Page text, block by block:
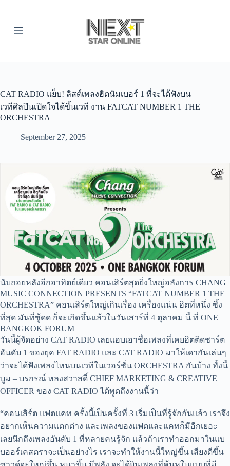
p
t
e
n
t
CAT RADIO แย็บ! ลิสต์เพลงฮิตนัมเบอร์ 1 ที่จะได้ฟังบน
เวทีศิลปินเปิดใจได้ขึ้นเวที งาน FATCAT NUMBER 1 THE
ORCHESTRA
September 27, 2025
นับถอยหลังอีกอาทิตย์เดียว คอนเสิร์ตสุดยิ่งใหญ่อลังการ CHANG
MUSIC CONNECTION PRESENTS “FATCAT NUMBER 1 THE
ORCHESTRA” คอนเสิร์ตใหญ่เกินเรื่อง เครื่องแน่น ฮิตที่หนึ่ง ซึ้ง
ที่สุด มันที่ซู้ดด ก็จะเกิดขึ้นแล้วในวันเสาร์ที่ 4 ตุลาคม นี้ ที่ ONE
BANGKOK FORUM
วันนี้ผู้จัดอย่าง CAT RADIO เลยแอบเอาชื่อเพลงที่เคยฮิตติดชาร์ต
อันดับ 1 ของยุค FAT RADIO และ CAT RADIO มาให้เดากันเล่นๆ
ว่าจะได้ฟังเพลงไหนบนเวทีในเวอร์ชั่น ORCHESTRA กันบ้าง ทั้งนี้
บูม – บรกรณ์ หลงสวาสดิ์ CHIEF MARKETING & CREATIVE
OFFICER ของ CAT RADIO ได้พูดถึงงานนี้ว่า
“คอนเสิร์ต แฟตแคท ครั้งนี้เป็นครั้งที่ 3 เริ่มเป็นที่รู้จักกันแล้ว เราจึง
อยากเห็นความแตกต่าง และเพลงของแฟตและแคทก็มีอีกเยอะ
เลยนึกถึงเพลงอันดับ 1 ที่หลายคนรู้จัก แล้วถ้าเราทำออกมาในแบ
บออร์เคสตราจะเป็นอย่างไร เราจะทำให้งานนี้ใหญ่ขึ้น เสียงดีขึ้น